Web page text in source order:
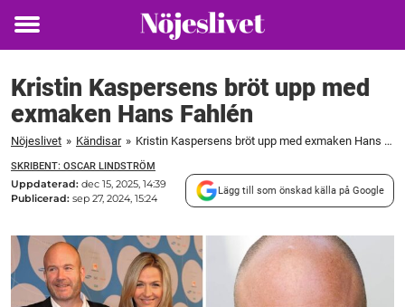
Toggle
Kristin Kaspersens bröt upp med
exmaken Hans Fahlén
Nöjeslivet » Kändisar » Kristin Kaspersens bröt upp med exmaken Hans Fahlén
SKRIBENT: OSCAR LINDSTRÖM
Uppdaterad: dec 15, 2025, 14:39
Publicerad: sep 27, 2024, 15:24
Lägg till som önskad källa på Google